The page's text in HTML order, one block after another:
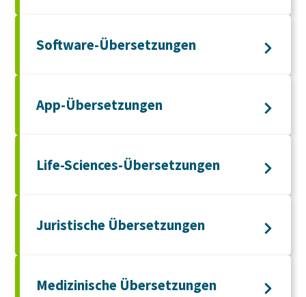
Software-Übersetzungen
App-Übersetzungen
Life-Sciences-Übersetzungen
Juristische Übersetzungen
Medizinische Übersetzungen